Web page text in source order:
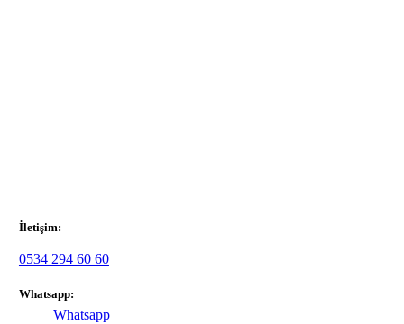
İletişim:
0534 294 60 60
Whatsapp:
Whatsapp